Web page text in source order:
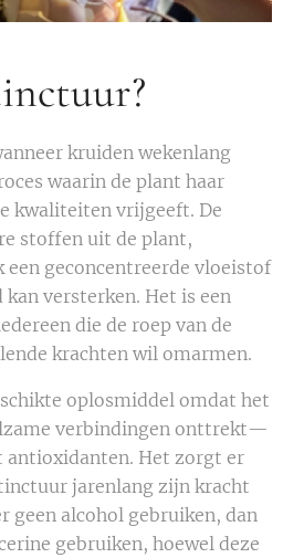
kruiden wekenlang
waarin de plant haar
kwaliteiten vrijgeeft. De
stoffen uit de plant,
geconcentreerde vloeistof
versterken. Het is een
die de roep van de
krachten wil omarmen.
oplosmiddel omdat het
verbindingen onttrekt—
antioxidanten. Het zorgt er
jarenlang zijn kracht
geen alcohol gebruiken, dan
gebruiken, hoewel deze